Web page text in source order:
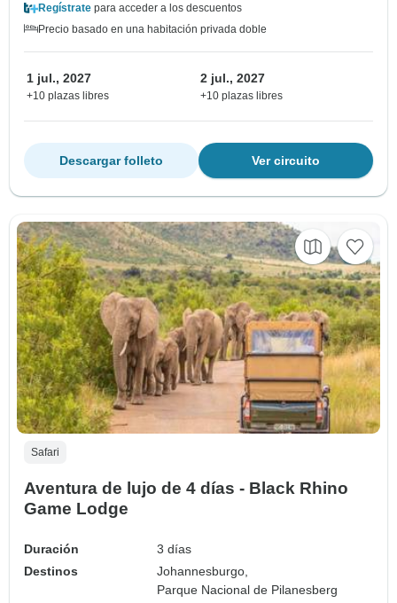
Regístrate para acceder a los descuentos
Precio basado en una habitación privada doble
1 jul., 2027
+10 plazas libres
2 jul., 2027
+10 plazas libres
Ver circuito
Descargar folleto
Safari
Aventura de lujo de 4 días - Black Rhino
Game Lodge
Duración
3 días
Destinos
Johannesburgo,
Parque Nacional de Pilanesberg